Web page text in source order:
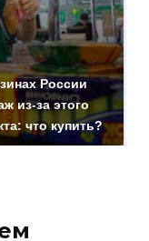
России
из-за этого
что купить?